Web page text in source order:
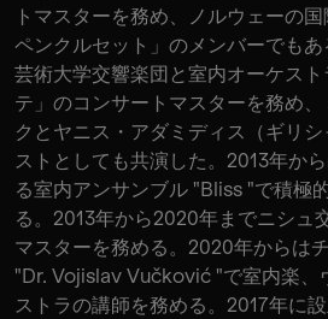
トマスターを務め、ノルウェーの
ペンクルセット」のメンバーでも
芸術大学交響楽団と室内オーケス
テ」のコンサートマスターを務め
クとヤニス・アダミディス（ギリ
ストとしても共演した。2013年か
る室内アンサンブル "Bliss "で積極
る。2013年から2020年までニシュ
マスターを務める。2020年からは
"Dr. Vojislav Vučković "で室内楽、
ストラの講師を務める。2017年に